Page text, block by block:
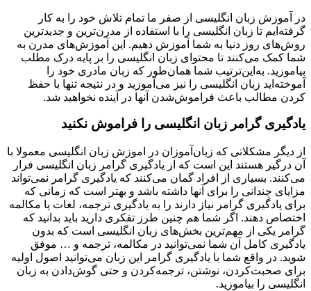
در آموزش زبان انگلیسی از صفر ما تمام تلاش خود را به کار
گرفته‌ایم تا زبان انگلیسی را با استفاده از مدرن‌ترین و جدیدترین
روش‌های روز دنیا به شما آموزش دهیم. این آموزش‌های مدرن به
شما کمک می‌کنند تا محتوای زبان انگلیسی را بر پایه درک مطلب
بیاموزید. به‌این‌ترتیب شما همان‌طور که زبان مادری خود را
آموخته‌اید زبان انگلیسی را نیز می‌آموزید و در نتیجه تنها با حفظ
کردن مطالب باعث فراموش‌شدن آنها در آینده نخواهید شد.
یادگیری گرامر زبان انگلیسی را فراموش نکنید
از دیگر مشکلاتی که زبان‌آموزان در اموزش زبان انگلیسی معمولا با
آن درگیر هستند این است که از یادگیری گرامر زبان انگلیسی فرار
می‌کنند. بسیاری از افراد گمان می‌کنند که یادگیری گرامر نمی‌تواند
مزایای چندانی را برای آنها داشته باشد و بهتر است که زمانی که
برای یادگیری گرامر نیاز دارند را به یادگیری ترجمه، لغات یا مکالمه
اختصاص دهند. اگر شما هم چنین طرز تفکری دارید باید بدانید که
گرامر یکی از مهم‌ترین بخش‌های زبان انگلیسی است که بدون
یادگیری کامل آن شما نمی‌توانید در مکالمه، ترجمه و … موفق
شوید. در واقع شما با یادگیری گرامر این زبان می‌توانید اصول اولیه
برای صحبت‌کردن، نوشتن، ترجمه‌کردن و حتی گوش‌دادن به زبان
انگلیسی را بیاموزید.